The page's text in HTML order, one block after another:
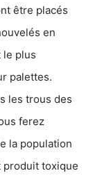
être placés
en
le plus
palettes.
les trous des
ferez
la population
produit toxique